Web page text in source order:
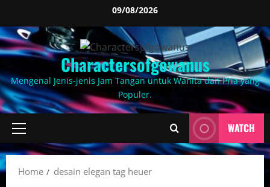
to
content
09/08/2026
Charactersofgowanus
Mengenal Jenis-jenis Jam Tangan untuk Wanita dan Pria yang
Populer.
Primary
Menu
WATCH
Home desain elegan tag heuer